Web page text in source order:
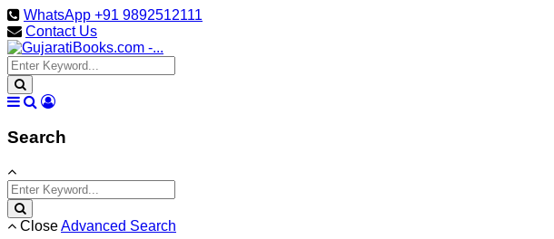
WhatsApp +91 9892512111
Contact Us
Search
CloseAdvanced Search